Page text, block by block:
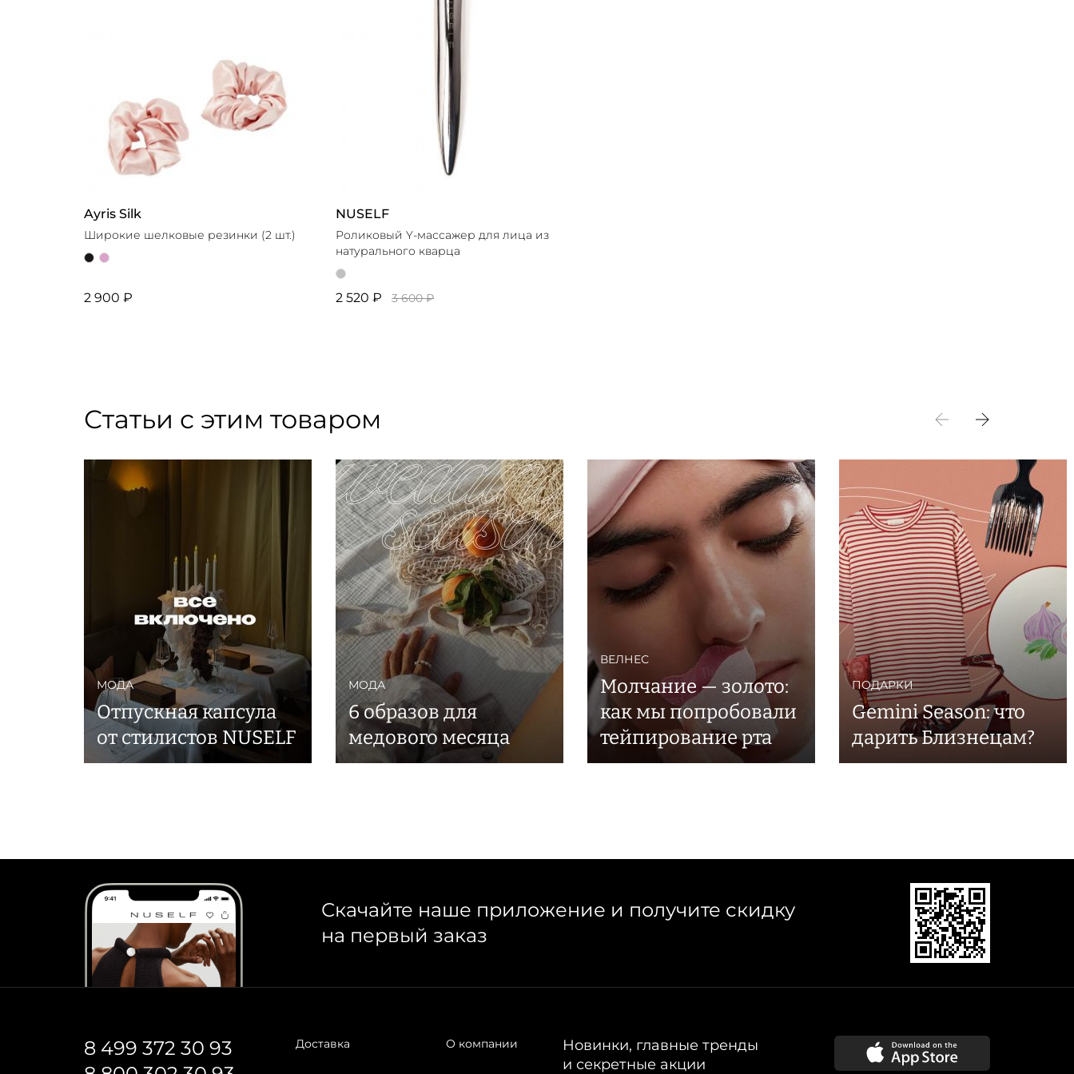
Ayris Silk
Широкие шелковые резинки (2 шт.)
2 900 ₽
NUSELF
Роликовый Y-массажер для лица из
натурального кварца
2 520 ₽ 3 600 ₽
Статьи с этим товаром
МОДА
Отпускная капсула
от стилистов NUSELF
МОДА
6 образов для
медового месяца
ВЕЛНЕС
Молчание — золото:
как мы попробовали
тейпирование рта
ПОДАРКИ
Gemini Season: что
дарить Близнецам?
Скачайте наше приложение и получите скидку
на первый заказ
8 499 372 30 93
Доставка О компании
Новинки, главные тренды
и секретные акции